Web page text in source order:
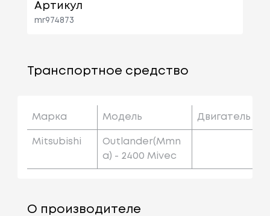
Артикул
mr974873
Транспортное средство
Марка Модель Двигатель
Mitsubishi
Outlander(mmn
A) - 2400 Mivec
О производителе